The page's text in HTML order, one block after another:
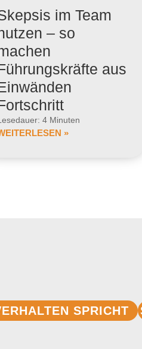
im Team
– so
aus
4 Minuten
»
SPRICHT